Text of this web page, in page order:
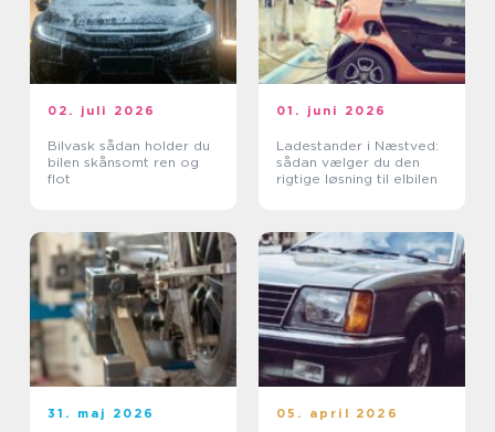
02. juli 2026
Bilvask sådan holder du
bilen skånsomt ren og
flot
01. juni 2026
Ladestander i Næstved:
sådan vælger du den
rigtige løsning til elbilen
31. maj 2026 05. april 2026